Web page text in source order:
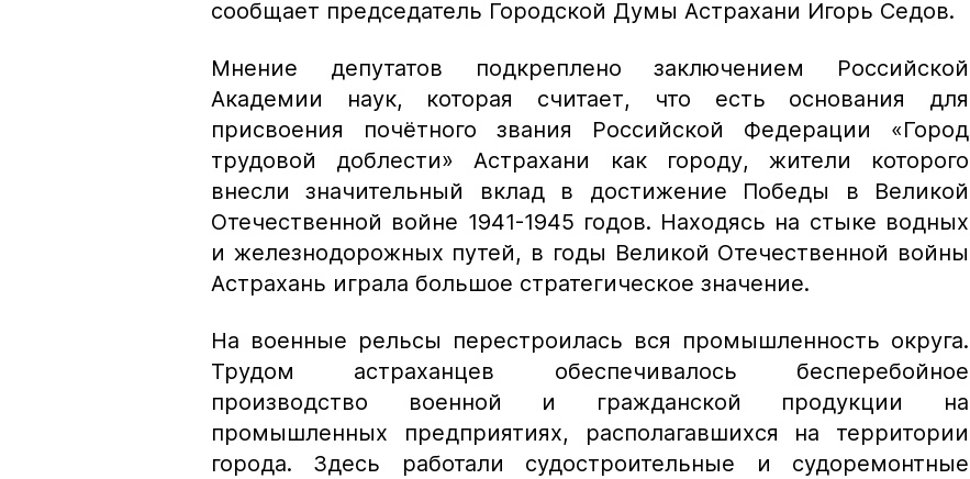
сообщает председатель Городской Думы Астрахани Игорь Седов.
Мнение депутатов подкреплено заключением Российской
Академии наук, которая считает, что есть основания для
присвоения почётного звания Российской Федерации «Город
трудовой доблести» Астрахани как городу, жители которого
внесли значительный вклад в достижение Победы в Великой
Отечественной войне 1941-1945 годов. Находясь на стыке водных
и железнодорожных путей, в годы Великой Отечественной войны
Астрахань играла большое стратегическое значение.
На военные рельсы перестроилась вся промышленность округа.
Трудом астраханцев обеспечивалось бесперебойное
производство военной и гражданской продукции на
промышленных предприятиях, располагавшихся на территории
города. Здесь работали судостроительные и судоремонтные